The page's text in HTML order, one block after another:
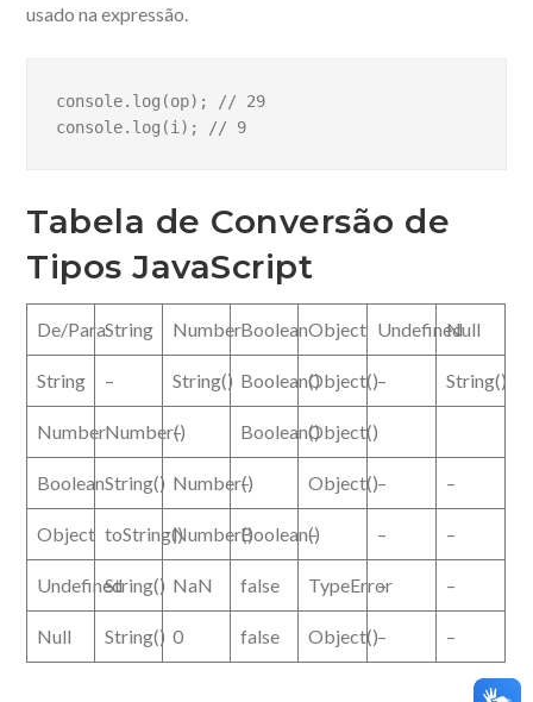
usado na expressão.
console.log(op); // 29
console.log(i); // 9
Tabela de Conversão de
Tipos JavaScript
De/ParaString NumberBooleanObject UndefinedNull
String – String() Boolean()Object()– String()
NumberNumber()
– Boolean()Object()
BooleanString() Number()
– Object()– –
Object toString()Number()Boolean()
– – –
UndefinedString() NaN false TypeError
– –
Null String() 0 false Object()– –